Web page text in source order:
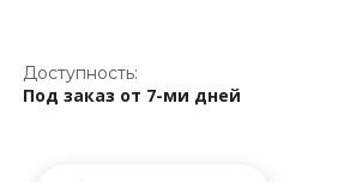
Доступность:
Под заказ от 7-ми дней